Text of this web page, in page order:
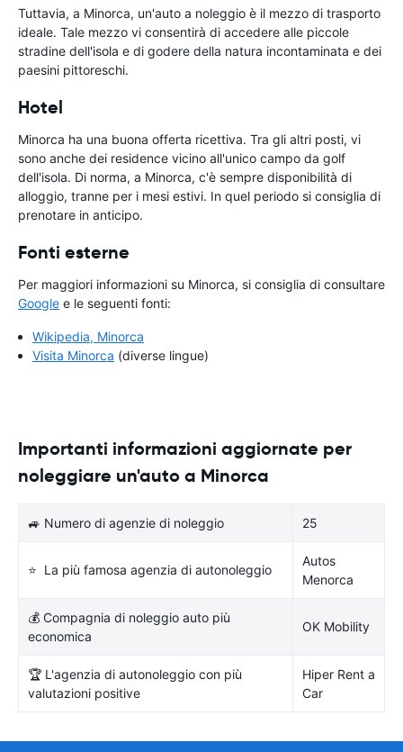
Tuttavia, a Minorca, un'auto a noleggio è il mezzo di trasporto
ideale. Tale mezzo vi consentirà di accedere alle piccole
stradine dell'isola e di godere della natura incontaminata e dei
paesini pittoreschi.
Hotel
Minorca ha una buona offerta ricettiva. Tra gli altri posti, vi
sono anche dei residence vicino all'unico campo da golf
dell'isola. Di norma, a Minorca, c'è sempre disponibilità di
alloggio, tranne per i mesi estivi. In quel periodo si consiglia di
prenotare in anticipo.
Fonti esterne
Per maggiori informazioni su Minorca, si consiglia di consultare
Google e le seguenti fonti:
Wikipedia, Minorca
Visita Minorca (diverse lingue)
Importanti informazioni aggiornate per
noleggiare un'auto a Minorca
🚙 Numero di agenzie di noleggio 25
⭐ La più famosa agenzia di autonoleggio
Autos
Menorca
💰 Compagnia di noleggio auto più
economica
OK Mobility
🏆 L'agenzia di autonoleggio con più
valutazioni positive
Hiper Rent a
Car